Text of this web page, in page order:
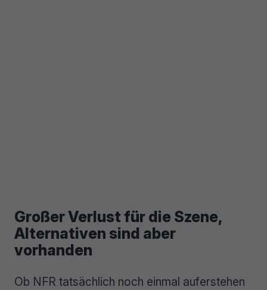
Großer Verlust für die Szene,
Alternativen sind aber
vorhanden
Ob NFR tatsächlich noch einmal auferstehen